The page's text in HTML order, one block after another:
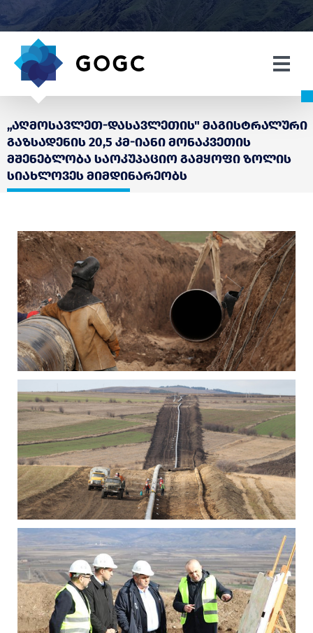
„აღმოსავლეთ-დასავლეთის" მაგისტრალური
გაზსადენის 20,5 კმ-იანი მონაკვეთის
მშენებლობა საოკუპაციო გამყოფი ზოლის
სიახლოვეს მიმდინარეობს